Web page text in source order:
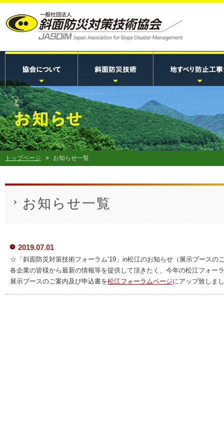
トップページ お知らせ一覧
お知らせ一覧
2019.07.01
☆「斜面防災対策技術フォーラム’19」in松江のお知らせ（展示ブースの
各企業の皆様から最新の情報等を提供して頂きたく、今年の松江フォー
展示ブースのご案内及び申込書を松江フォーラムページにアップ致しま